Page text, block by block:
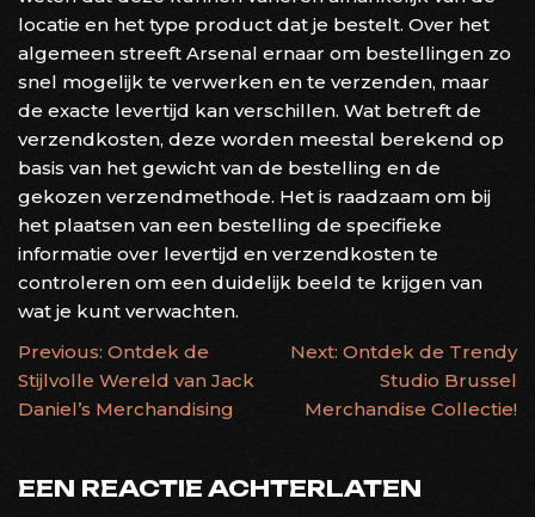
locatie en het type product dat je bestelt. Over het
algemeen streeft Arsenal ernaar om bestellingen zo
snel mogelijk te verwerken en te verzenden, maar
de exacte levertijd kan verschillen. Wat betreft de
verzendkosten, deze worden meestal berekend op
basis van het gewicht van de bestelling en de
gekozen verzendmethode. Het is raadzaam om bij
het plaatsen van een bestelling de specifieke
informatie over levertijd en verzendkosten te
controleren om een duidelijk beeld te krijgen van
wat je kunt verwachten.
BERICHTNAVIGATIE
Previous: Ontdek de
Stijlvolle Wereld van Jack
Daniel’s Merchandising
Next: Ontdek de Trendy
Studio Brussel
Merchandise Collectie!
EEN REACTIE ACHTERLATEN